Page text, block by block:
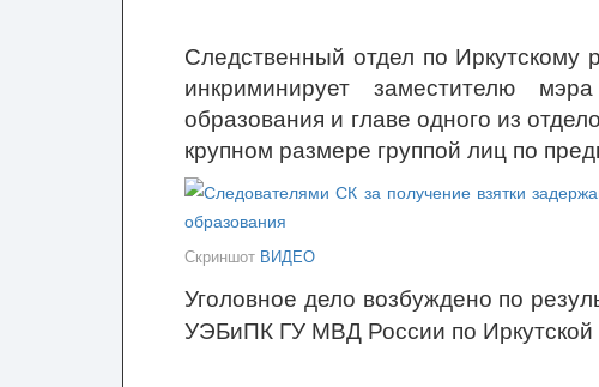
Следственный отдел по
инкриминирует заместителю
образования и главе одного из
крупном размере группой лиц по
Скриншот ВИДЕО
Уголовное дело возбуждено по
УЭБиПК ГУ МВД России по Иркутской